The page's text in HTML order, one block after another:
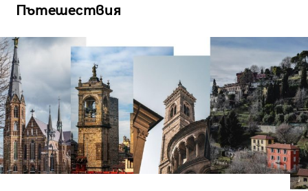
Пътешествия